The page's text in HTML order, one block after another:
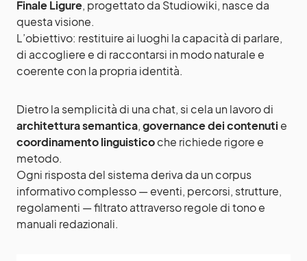
Finale Ligure, progettato da Studiowiki, nasce da
questa visione.
L’obiettivo: restituire ai luoghi la capacità di parlare,
di accogliere e di raccontarsi in modo naturale e
coerente con la propria identità.
Dietro la semplicità di una chat, si cela un lavoro di
architettura semantica,governance dei contenuti e
coordinamento linguisticoche richiede rigore e
metodo.
Ogni risposta del sistema deriva da un corpus
informativo complesso — eventi, percorsi, strutture,
regolamenti — filtrato attraverso regole di tono e
manuali redazionali.